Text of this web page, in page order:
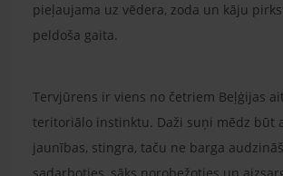
pieļaujama uz vēdera, zoda un kāju
peldoša gaita.
Tervjūrens ir viens no četriem Beļģijas
teritoriālo instinktu. Daži suņi mēdz būt
jaunības, stingra, taču ne barga